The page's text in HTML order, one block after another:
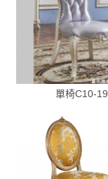
單椅C10-19